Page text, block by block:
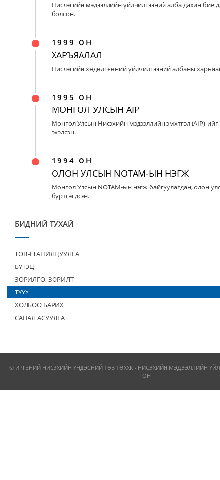
Нислэгийн мэдээллийн үйлчилгээний алба дахин бие
болсон.
1999 ОН
ХАРЪЯАЛАЛ
Нислэгийн хөдөлгөөний үйлчилгээний албаны
1995 ОН
МОНГОЛ УЛСЫН AIP
Монгол Улсын Нисэхийн мэдээллийн эмхтгэл (AIP)-
эхэлсэн.
1994 ОН
ОЛОН УЛСЫН NOTAM-ЫН НЭГЖ
Монгол Улсын NOTAM-ын нэгж байгуулагдан, олон
бүртгэгдсэн.
БИДНИЙ ТУХАЙ
ТОВЧ ТАНИЛЦУУЛГА
БҮТЭЦ
ЗОРИЛГО, ЗОРИЛТ
ТҮҮХ
ХОЛБОО БАРИХ
САНАЛ АСУУЛГА
© ИРГЭНИЙ НИСЭХИЙН ҮНДЭСНИЙ ТӨВ ТӨХХК - НИСЭХИЙН МЭДЭЭЛЛИЙН
ОН